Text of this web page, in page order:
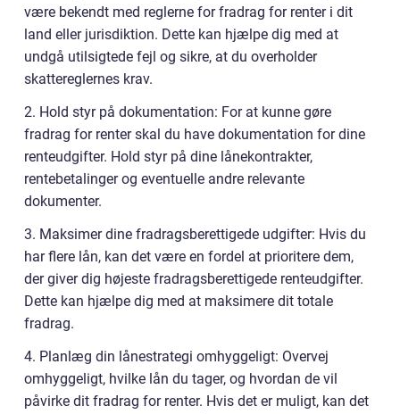
være bekendt med reglerne for fradrag for renter i dit
land eller jurisdiktion. Dette kan hjælpe dig med at
undgå utilsigtede fejl og sikre, at du overholder
skattereglernes krav.
2. Hold styr på dokumentation: For at kunne gøre
fradrag for renter skal du have dokumentation for dine
renteudgifter. Hold styr på dine lånekontrakter,
rentebetalinger og eventuelle andre relevante
dokumenter.
3. Maksimer dine fradragsberettigede udgifter: Hvis du
har flere lån, kan det være en fordel at prioritere dem,
der giver dig højeste fradragsberettigede renteudgifter.
Dette kan hjælpe dig med at maksimere dit totale
fradrag.
4. Planlæg din lånestrategi omhyggeligt: Overvej
omhyggeligt, hvilke lån du tager, og hvordan de vil
påvirke dit fradrag for renter. Hvis det er muligt, kan det